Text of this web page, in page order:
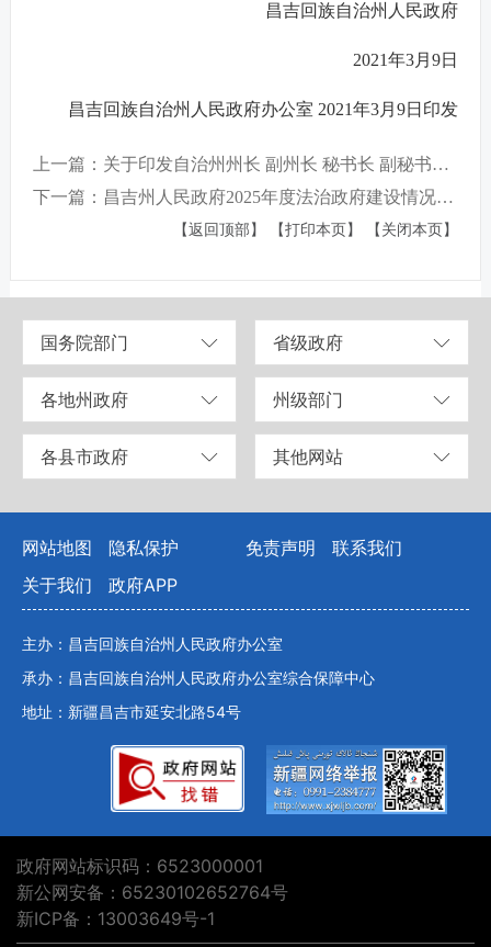
昌吉回族自治州人民政府
2021年3月9日
昌吉回族自治州人民政府办公室 2021年3月9日印发
上一篇：关于印发自治州州长 副州长 秘书长 副秘书长工作分工调整的通知
下一篇：昌吉州人民政府2025年度法治政府建设情况报告
【返回顶部】 【打印本页】 【关闭本页】
国务院部门 省级政府
各地州政府 州级部门
各县市政府 其他网站
网站地图 隐私保护 免责声明
联系我们
关于我们
政府APP
主办：昌吉回族自治州人民政府办公室
承办：昌吉回族自治州人民政府办公室综合保障中心
地址：新疆昌吉市延安北路54号
政府网站标识码：6523000001
新公网安备：65230102652764号
新ICP备：13003649号-1